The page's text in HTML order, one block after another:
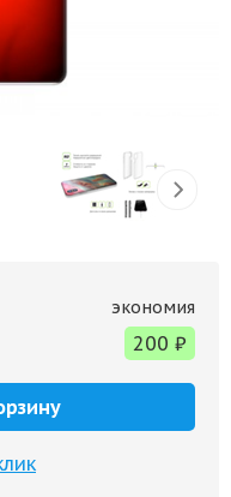
экономия
200 ₽